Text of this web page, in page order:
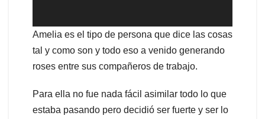
Amelia es el tipo de persona que dice las cosas
tal y como son y todo eso a venido generando
roses entre sus compañeros de trabajo.
Para ella no fue nada fácil asimilar todo lo que
estaba pasando pero decidió ser fuerte y ser lo